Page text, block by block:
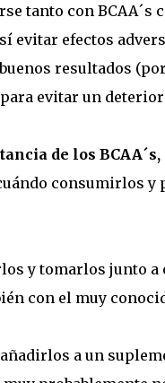
tanto con
evitar efectos
resultados
evitar un
de los
consumirlos
y tomarlos junto
con el muy
a un